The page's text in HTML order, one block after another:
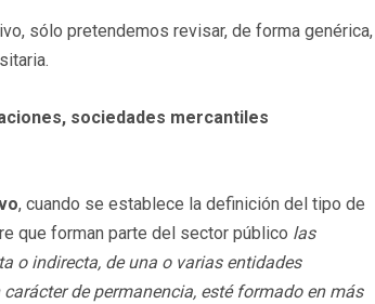
sólo pretendemos revisar, de forma genérica,
sociedades mercantiles
, cuando se establece la definición del tipo de
que forman parte del sector público las
o indirecta, de una o varias entidades
de permanencia, esté formado en más